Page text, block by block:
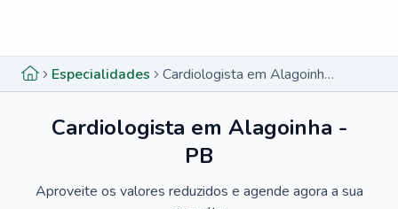
Especialidades Cardiologista em Alagoinha - PB
Cardiologista em Alagoinha -
PB
Aproveite os valores reduzidos e agende agora a sua